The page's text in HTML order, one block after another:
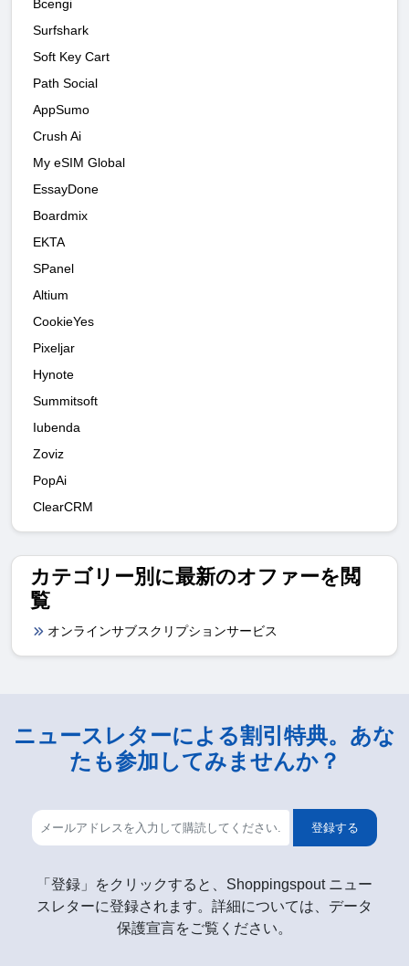
Bcengi
Surfshark
Soft Key Cart
Path Social
AppSumo
Crush Ai
My eSIM Global
EssayDone
Boardmix
EKTA
SPanel
Altium
CookieYes
Pixeljar
Hynote
Summitsoft
Iubenda
Zoviz
PopAi
ClearCRM
カテゴリー別に最新のオファーを閲
覧
オンラインサブスクリプションサービス
ニュースレターによる割引特典。あな
たも参加してみませんか？
登録する
「登録」をクリックすると、Shoppingspout ニュー
スレターに登録されます。詳細については、データ
保護宣言をご覧ください。